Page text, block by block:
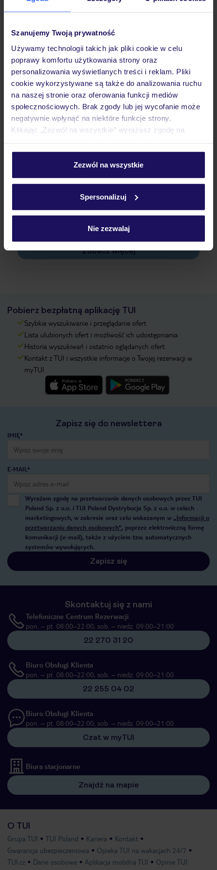
Szanujemy Twoją prywatność
Używamy technologii takich jak pliki cookie w celu
poprawy komfortu użytkowania strony oraz
personalizowania wyświetlanych treści i reklam. Pliki
cookie wykorzystywane są także do analizowania ruchu
na naszej stronie oraz oferowania funkcji mediów
społecznościowych. Brak zgody lub jej wycofanie może
negatywnie wpłynąć na niektóre funkcje strony.
Klikając „Zezwól na wszystkie” wyrażasz zgodę na
personalizować swój wybór wchodząc w zakładkę
Szczegółowe informacje o plikach cookie znajdziesz
Zezwól na wszystkie
Spersonalizuj
Nie zezwalaj
Pokoje
Wyżywienie
Atrakcje
Często zadawane pytania
Jak zmienić uczestników/osobę zgłaszającą?
Czy w Hotelu będzie przedstawiciel TUI?
pokładowe/bilety lotnicze?
Zobacz więcej
Pobierz bezpłatną aplikację TUI
Szybkie wyszukiwanie i przeglądanie ofert
Lista ulubionych ofert i możliwość ich udostępniania
Historia wyszukiwań i ostatnio oglądanych ofert
Kontakt z TUI i wszystkie informacje o Twojej rezerwacji w
myTUI
Zapisz się do newslettera
IMIĘ*
E-MAIL*
Wyrażam zgodę na przetwarzanie danych osobowych przez TUI
Poland Sp. z o.o. i TUI Poland Dystrybucja Sp. z o.o. w celach
marketingowych, w zakresie oraz celu wskazanym w „Informacji o
przetwarzaniu danych osobowych”, poprzez elektroniczną formę
komunikacji (e-mail), także z użyciem tzw. automatycznych
systemów wywołujących.
Zapisz się
Skontaktuj się z nami
Telefoniczne Centrum Rezerwacji
pon. – pt. 08:00–22:00, sob. – niedz. 09:00–21:00
22 270 31 20
Biuro Obsługi Klienta
pon. – pt. 08:00–22:00, sob. – niedz. 09:00–21:00
22 255 04 02
Biuro Obsługi Klienta
pon. – pt. 08:00–22:00, sob. – niedz. 09:00–21:00
Czat w myTUI
Biura stacjonarne
Znajdź na mapie
O TUI
Grupa TUI TUI Poland Kariera
Kontakt
Gwarancja ubezpieczeniowa
Opieka TUI na wakacjach 24/7
TUI.cz
Dane osobowe Aplikacja mobilna TUI Opinie TUI